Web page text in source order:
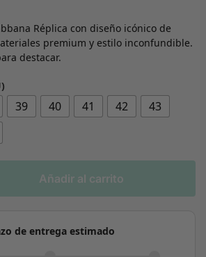
Réplica con diseño icónico de
premium y estilo inconfundible.
destacar.
39 40 41 42
43
Añadir al carrito
de entrega estimado